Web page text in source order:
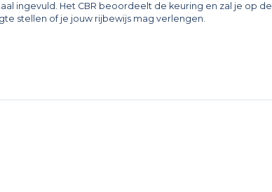
ingevuld. Het CBR beoordeelt de keuring en zal je op de
stellen of je jouw rijbewijs mag verlengen.